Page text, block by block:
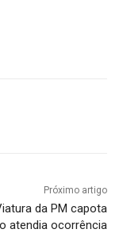
Próximo artigo
da PM capota
atendia ocorrência